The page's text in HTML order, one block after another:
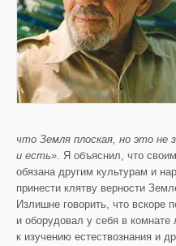
что Земля плоская, но это не
и есть». Я объяснил, что
обязана другим культурам и
принести клятву верности
Излишне говорить, что вскоре
и оборудовал у себя в комнате
к изучению естествознания и